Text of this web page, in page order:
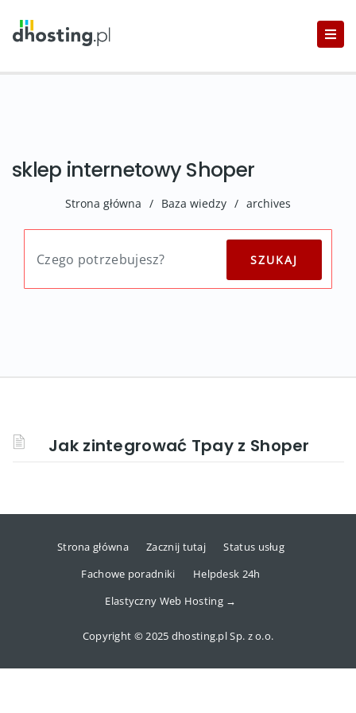
sklep internetowy Shoper
Strona główna / Baza wiedzy / archives
Jak zintegrować Tpay z Shoper
Strona główna Zacznij tutaj
Status usług
Fachowe poradniki
Helpdesk 24h
Elastyczny Web Hosting →
Copyright © 2025 dhosting.pl Sp. z o.o.